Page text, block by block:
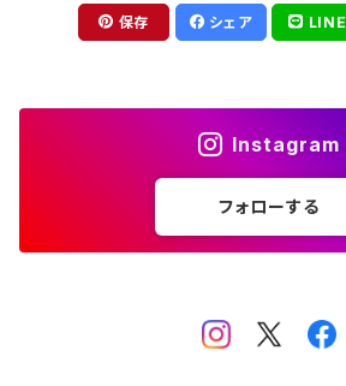
保存 シェア LINE
Instagram
フォローする